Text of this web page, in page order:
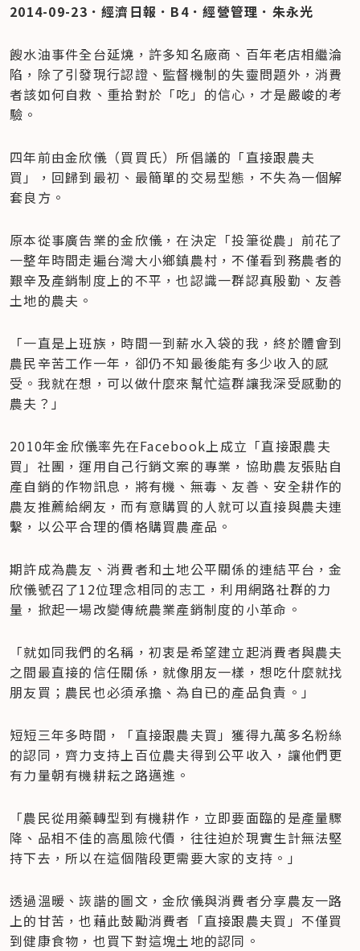
2014-09-23．經濟日報．B4．經營管理．朱永光
餿水油事件全台延燒，許多知名廠商、百年老店相繼淪
陷，除了引發現行認證、監督機制的失靈問題外，消費
者該如何自救、重拾對於「吃」的信心，才是嚴峻的考
驗。
四年前由金欣儀（買買氏）所倡議的「直接跟農夫
買」，回歸到最初、最簡單的交易型態，不失為一個解
套良方。
原本從事廣告業的金欣儀，在決定「投筆從農」前花了
一整年時間走遍台灣大小鄉鎮農村，不僅看到務農者的
艱辛及產銷制度上的不平，也認識一群認真殷勤、友善
土地的農夫。
「一直是上班族，時間一到薪水入袋的我，終於體會到
農民辛苦工作一年，卻仍不知最後能有多少收入的感
受。我就在想，可以做什麼來幫忙這群讓我深受感動的
農夫？」
2010年金欣儀率先在Facebook上成立「直接跟農夫
買」社團，運用自己行銷文案的專業，協助農友張貼自
產自銷的作物訊息，將有機、無毒、友善、安全耕作的
農友推薦給網友，而有意購買的人就可以直接與農夫連
繫，以公平合理的價格購買農產品。
期許成為農友、消費者和土地公平關係的連結平台，金
欣儀號召了12位理念相同的志工，利用網路社群的力
量，掀起一場改變傳統農業產銷制度的小革命。
「就如同我們的名稱，初衷是希望建立起消費者與農夫
之間最直接的信任關係，就像朋友一樣，想吃什麼就找
朋友買；農民也必須承擔、為自已的產品負責。」
短短三年多時間，「直接跟農夫買」獲得九萬多名粉絲
的認同，齊力支持上百位農夫得到公平收入，讓他們更
有力量朝有機耕耘之路邁進。
「農民從用藥轉型到有機耕作，立即要面臨的是產量驟
降、品相不佳的高風險代價，往往迫於現實生計無法堅
持下去，所以在這個階段更需要大家的支持。」
透過溫暖、詼諧的圖文，金欣儀與消費者分享農友一路
上的甘苦，也藉此鼓勵消費者「直接跟農夫買」不僅買
到健康食物，也買下對這塊土地的認同。